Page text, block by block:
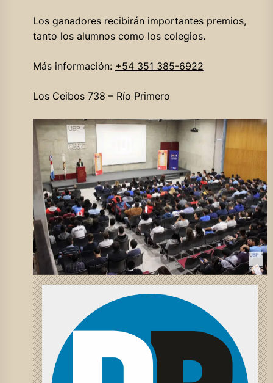
Los ganadores recibirán importantes premios,
tanto los alumnos como los colegios.
Más información: +54 351 385-6922
Los Ceibos 738 – Río Primero